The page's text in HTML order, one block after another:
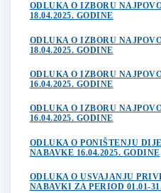
ODLUKA O IZBORU
18.04.2025. GODINE
ODLUKA O IZBORU
18.04.2025. GODINE
ODLUKA O IZBORU
16.04.2025. GODINE
ODLUKA O IZBORU
16.04.2025. GODINE
ODLUKA O PONIŠTENJU
NABAVKE 16.04.2025. GODINE
ODLUKA O USVAJANJU
NABAVKI ZA PERIOD 01.01-